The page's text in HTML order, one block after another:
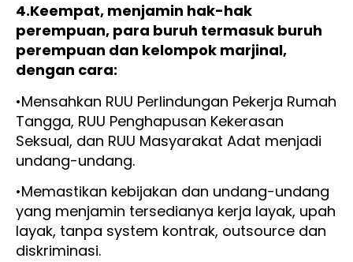
4.Keempat, menjamin hak-hak
perempuan, para buruh termasuk buruh
perempuan dan kelompok marjinal,
dengan cara:
•Mensahkan RUU Perlindungan Pekerja Rumah
Tangga, RUU Penghapusan Kekerasan
Seksual, dan RUU Masyarakat Adat menjadi
undang-undang.
•Memastikan kebijakan dan undang-undang
yang menjamin tersedianya kerja layak, upah
layak, tanpa system kontrak, outsource dan
diskriminasi.